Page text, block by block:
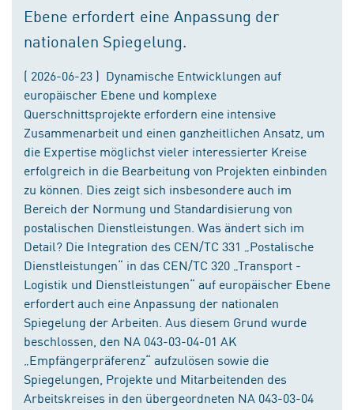
Ebene erfordert eine Anpassung der
nationalen Spiegelung.
( 2026-06-23 ) Dynamische Entwicklungen auf
europäischer Ebene und komplexe
Querschnittsprojekte erfordern eine intensive
Zusammenarbeit und einen ganzheitlichen Ansatz, um
die Expertise möglichst vieler interessierter Kreise
erfolgreich in die Bearbeitung von Projekten einbinden
zu können. Dies zeigt sich insbesondere auch im
Bereich der Normung und Standardisierung von
postalischen Dienstleistungen. Was ändert sich im
Detail? Die Integration des CEN/TC 331 „Postalische
Dienstleistungen“ in das CEN/TC 320 „Transport -
Logistik und Dienstleistungen“ auf europäischer Ebene
erfordert auch eine Anpassung der nationalen
Spiegelung der Arbeiten. Aus diesem Grund wurde
beschlossen, den NA 043-03-04-01 AK
„Empfängerpräferenz“ aufzulösen sowie die
Spiegelungen, Projekte und Mitarbeitenden des
Arbeitskreises in den übergeordneten NA 043-03-04